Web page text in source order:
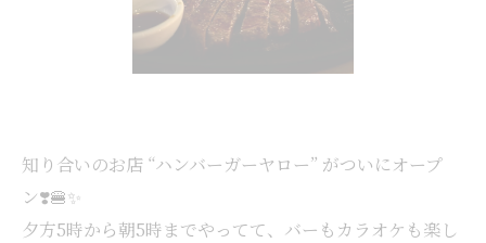
知り合いのお店 “ハンバーガーヤロー” がついにオープ
ン❣️🍔✨
夕方5時から朝5時までやってて、バーもカラオケも楽し